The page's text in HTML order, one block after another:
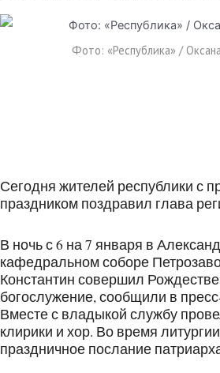
Фото: «Республика» /
Сегодня жителей республики с
праздником поздравил глава
В ночь с 6 на 7 января в
кафедральном соборе
Константин совершил
богослужение, сообщили в
Вместе с владыкой службу
клирики и хор. Во время
праздничное послание